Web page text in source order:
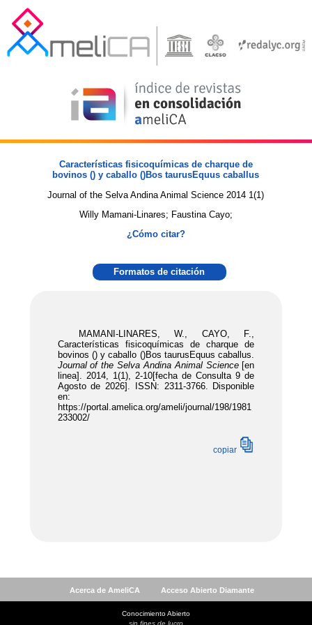
Acerca de AmeliCA Acceso Abierto Diamante
Conocimiento Abierto
sin fines de lucro